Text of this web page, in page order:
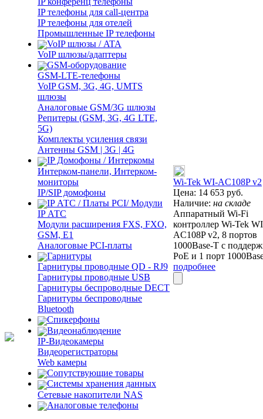
IP телефоны для call-центра
IP телефоны для отелей
Промышленные IP телефоны
VoIP шлюзы / ATA
VoIP шлюзы/адаптеры
GSM-оборудование
GSM-LTE-телефоны
VoIP GSM, 3G, 4G, UMTS
шлюзы
Аналоговые GSM/3G шлюзы
Репитеры (GSM, 3G, 4G LTE,
5G)
Комплекты усиления связи
Антенны GSM | 3G | 4G
IP Домофоны / Интеркомы
Интерком-панели, Интерком-
мониторы
IP/SIP домофоны
IP АТС / Платы PCI/ Модули
IP АТС
Модули расширения FXS, FXO,
GSM, E1
Аналоговые PCI-платы
Гарнитуры
Гарнитуры проводные QD - RJ9
Гарнитуры проводные USB
Гарнитуры беспроводные DECT
Гарнитуры беспроводные
Bluetooth
Спикерфоны
Видеонаблюдение
IP-Видеокамеры
Видеорегистраторы
Web камеры
Сопутствующие товары
Cистемы хранения данных
Сетевые накопители NAS
Аналоговые телефоны
Wi-Tek WI-AC108P v2
Цена: 14 653 руб.
Наличие: на складе
Аппаратный Wi-Fi
контроллер Wi-Tek
AC108P v2, 8 портов
1000Base-T с
PoE и 1 порт
подробнее